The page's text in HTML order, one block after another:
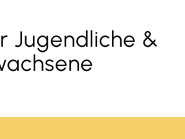
Jugendliche &